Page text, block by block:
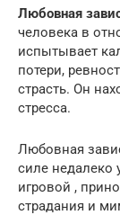
Любовная
человека в
испытывает
потери,
страсть. Он
стресса.
Любовная
силе недалеко
игровой ,
страдания и